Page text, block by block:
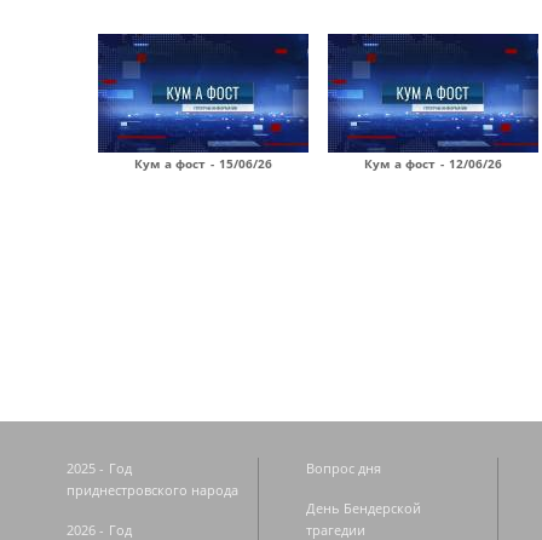
Кум а фост - 15/06/26 Кум а фост - 12/06/26
2025 - Год
приднестровского народа
2026 - Год
Вопрос дня
День Бендерской
трагедии